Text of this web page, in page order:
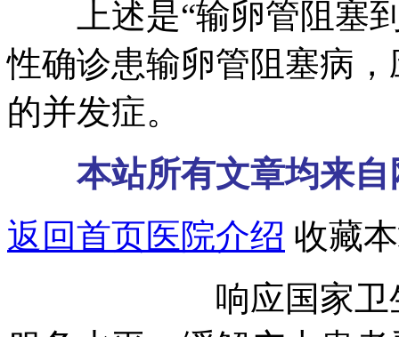
上述是“输卵管阻塞到
性确诊患输卵管阻塞病
的并发症。
本站所有文章均来自
返回首页医院介绍 收藏
响应国家卫生部